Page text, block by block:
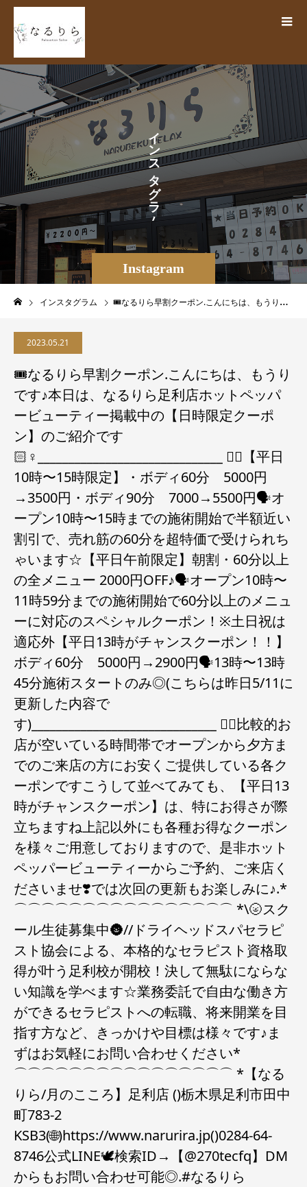
Instagram
イ
ン
ス
タ
グ
ラ
ム
インスタグラム 🎟️なるりら早割クーポン.こんにちは、もうりです♪本日は、なるりら足利店ホットペッパービューティー掲載中の【日時限定クーポン】のご紹介です🏻‍♀️______________________________ ✍🏻️【平日10時〜15時限定】・ボディ60分 5000円→3500円・ボディ90分 7000→5500円🗣️オープン10時〜15時までの施術開始で半額近い割引で、売れ筋の60分を超特価で受けられちゃいます☆️【平日午前限定】朝割・60分以上の全メニュー 2000円OFF♪🗣️オープン10時〜11時59分までの施術開始で60分以上のメニューに対応のスペシャルクーポン！※土日祝は適応外️【平日13時がチャンスクーポン！！】ボディ60分 5000円→2900円🗣️13時〜13時45分施術スタートのみ◎(こちらは昨日5/11に更新した内容です)______________________________ ✍🏻比較的お店が空いている時間帯でオープンから夕方までのご来店の方にお安くご提供している各クーポンですこうして並べてみても、【平日13時がチャンスクーポン】は、特にお得さが際立ちますね上記以外にも各種お得なクーポンを様々ご用意しておりますので、是非ホットペッパービューティーからご予約、ご来店くださいませ️❣️では次回の更新もお楽しみに♪.* ⌒⌒⌒⌒⌒⌒⌒⌒⌒⌒⌒⌒⌒⌒⌒⌒ *\🌝スクール生徒募集中🌚//ドライヘッドスパセラピスト協会による、本格的なセラピスト資格取得が叶う足利校が開校！決して無駄にならない知識を学べます☆業務委託で自由な働き方ができるセラピストへの転職、将来開業を目指す方など、きっかけや目標は様々です♪まずはお気軽にお問い合わせください* ⌒⌒⌒⌒⌒⌒⌒⌒⌒⌒⌒⌒⌒⌒⌒⌒ *【なるりら/月のこころ】足利店 ()栃木県足利市田中町783-2 KSB3(🌐)https://www.narurira.jp()0284-64-8746公式LINE🕊検索ID→【@270tecfq】DM️からもお問い合わせ可能◎.#なるりら #narurira #系列店 #姉妹店 #月のこころ #tsukinokokoro #リラクゼーションサロン #リラク #整体 #マッサージ #足利マッサージ #もみほぐし #ドライヘッドスパ #headspa #栃木 #足利 #足利市 #あしかが #ashikaga #群馬 #太田 #太田市 #佐野
2023.05.21
🎟️なるりら早割クーポン.こんにちは、もうり
です♪本日は、なるりら足利店ホットペッパ
ービューティー掲載中の【日時限定クーポ
ン】のご紹介です
🏻‍♀️______________________________ ✍🏻️【平日
10時〜15時限定】・ボディ60分 5000円
→3500円・ボディ90分 7000→5500円🗣️オ
ープン10時〜15時までの施術開始で半額近い
割引で、売れ筋の60分を超特価で受けられち
ゃいます☆️【平日午前限定】朝割・60分以上
の全メニュー 2000円OFF♪🗣️オープン10時〜
11時59分までの施術開始で60分以上のメニュ
ーに対応のスペシャルクーポン！※土日祝は
適応外️【平日13時がチャンスクーポン！！】
ボディ60分 5000円→2900円🗣️13時〜13時
45分施術スタートのみ◎(こちらは昨日5/11に
更新した内容で
す)______________________________ ✍🏻比較的お
店が空いている時間帯でオープンから夕方ま
でのご来店の方にお安くご提供している各ク
ーポンですこうして並べてみても、【平日13
時がチャンスクーポン】は、特にお得さが際
立ちますね上記以外にも各種お得なクーポン
を様々ご用意しておりますので、是非ホット
ペッパービューティーからご予約、ご来店く
ださいませ️❣️では次回の更新もお楽しみに♪.*
⌒⌒⌒⌒⌒⌒⌒⌒⌒⌒⌒⌒⌒⌒⌒⌒ *\🌝スク
ール生徒募集中🌚//ドライヘッドスパセラピ
スト協会による、本格的なセラピスト資格取
得が叶う足利校が開校！決して無駄にならな
い知識を学べます☆業務委託で自由な働き方
ができるセラピストへの転職、将来開業を目
指す方など、きっかけや目標は様々です♪ま
ずはお気軽にお問い合わせください*
⌒⌒⌒⌒⌒⌒⌒⌒⌒⌒⌒⌒⌒⌒⌒⌒ *【なる
りら/月のこころ】足利店 ()栃木県足利市田中
町783-2
KSB3(🌐)https://www.narurira.jp()0284-64-
8746公式LINE🕊検索ID→【@270tecfq】DM️
からもお問い合わせ可能◎.#なるりら